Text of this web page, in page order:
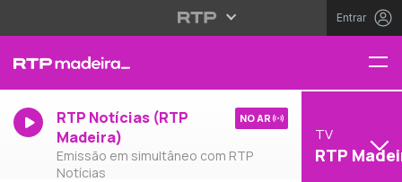
Entrar
RTP Notícias (RTP
Madeira)
Emissão em simultâneo com RTP
Notícias
NO AR
TV
RTP